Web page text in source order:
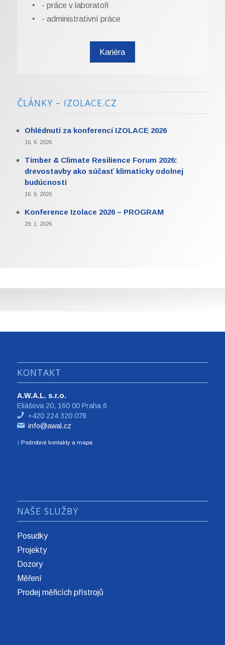
- práce v laboratoři
- administrativní práce
Kariéra
ČLÁNKY – IZOLACE.CZ
Ohlédnutí za konferencí IZOLACE 2026
16. 6. 2026
Timber & Climate Resilience Forum 2026:
drevostavby ako súčasť klimaticky odolnej
budúcnosti
16. 6. 2026
Konference Izolace 2026 – PROGRAM
29. 1. 2026
KONTAKT
A.W.A.L. s.r.o.
Eliášova 20, 160 00 Praha 6
+420 224 320 078
info@awal.cz
⟩ Podrobné kontakty a mapa
NAŠE SLUŽBY
Posudky
Projekty
Dozory
Měření
Prodej měřicích přístrojů